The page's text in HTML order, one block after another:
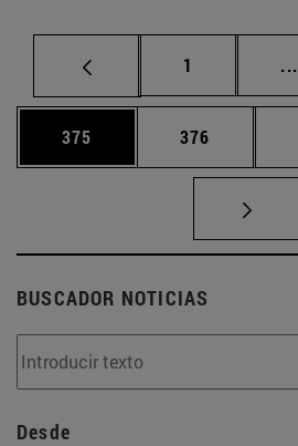
Página
1 ...
Página
375 Página
376
BUSCADOR NOTICIAS
Desde